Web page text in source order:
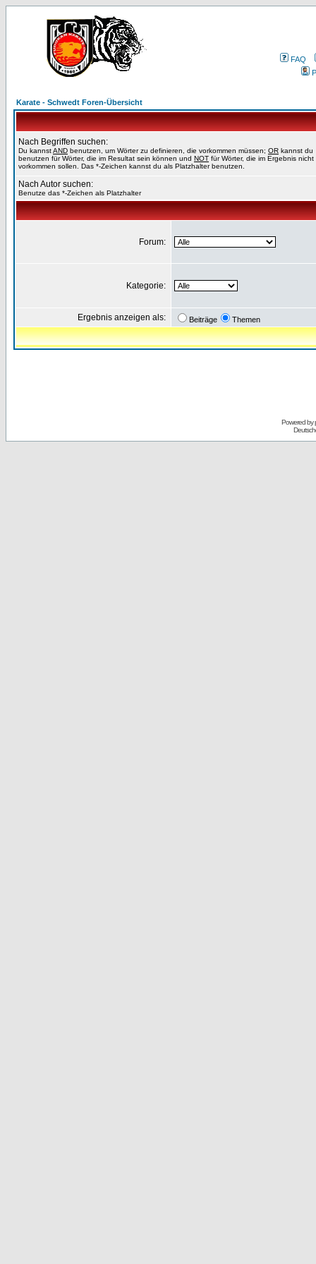
FAQ
Karate - Schwedt Foren-Übersicht
Nach Begriffen suchen:
Du kannstAND benutzen, um Wörter zu definieren, die vorkommen müssen; OR kannst du
benutzen für Wörter, die im Resultat sein können und NOT für Wörter, die im Ergebnis nicht
vorkommen sollen. Das *-Zeichen kannst du als Platzhalter benutzen.
Nach Autor suchen:
Benutze das *-Zeichen als Platzhalter
Forum:
Kategorie:
Ergebnis anzeigen als: Beiträge Themen
Powered by